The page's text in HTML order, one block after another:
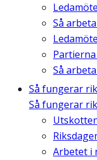
Så
Så
Så fungerar
Så fungerar
Arbetet i